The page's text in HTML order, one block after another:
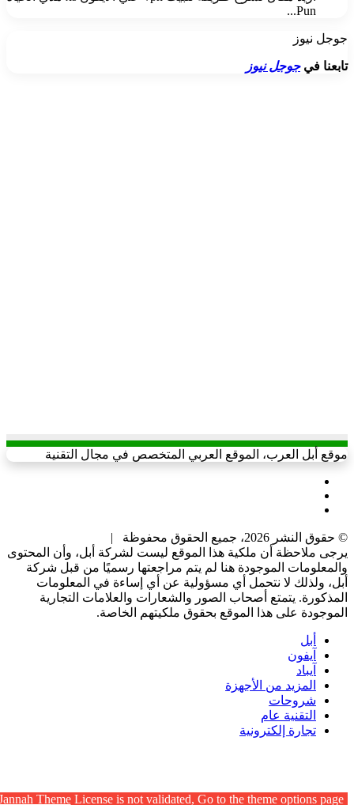
ThemeLicense is not validated, Go to the theme options page
Pun...
جوجل نيوز
تابعنا فيجوجل نيوز
موقع أبل العرب، الموقع العربي المتخصص في مجال التقنية
© حقوق النشر 2026، جميع الحقوق محفوظة |
يرجى ملاحظة أن ملكية هذا الموقع ليست لشركة أبل، وأن المحتوى
والمعلومات الموجودة هنا لم يتم مراجعتها رسميًا من قبل شركة
أبل، ولذلك لا نتحمل أي مسؤولية عن أي إساءة في المعلومات
المذكورة. يتمتع أصحاب الصور والشعارات والعلامات التجارية
الموجودة على هذا الموقع بحقوق ملكيتهم الخاصة.
أبل
آيفون
آيباد
المزيد من الأجهزة
شروحات
التقنية عام
تجارة إلكترونية
الأعلى